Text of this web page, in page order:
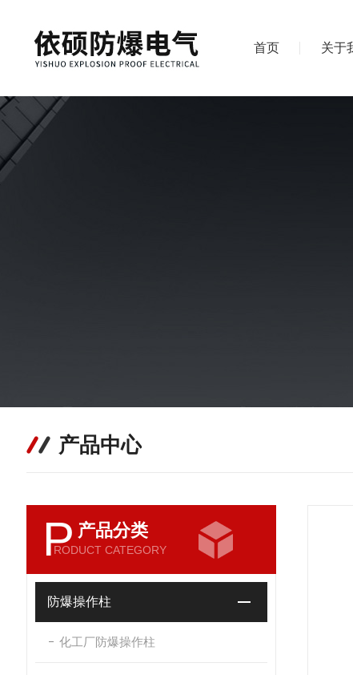
首页 关于
产品中心
P 产品分类
RODUCT CATEGORY
防爆操作柱
化工厂防爆操作柱